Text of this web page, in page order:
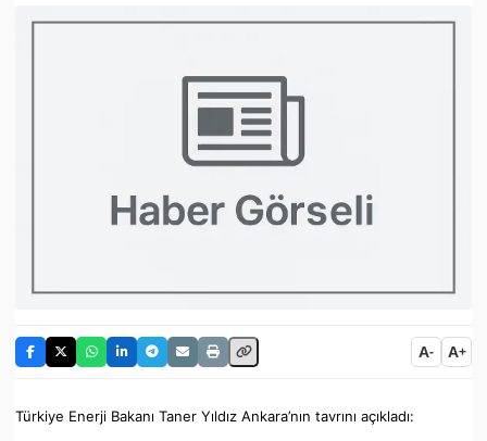
A- A+
Türkiye Enerji Bakanı Taner Yıldız Ankara’nın tavrını açıkladı: